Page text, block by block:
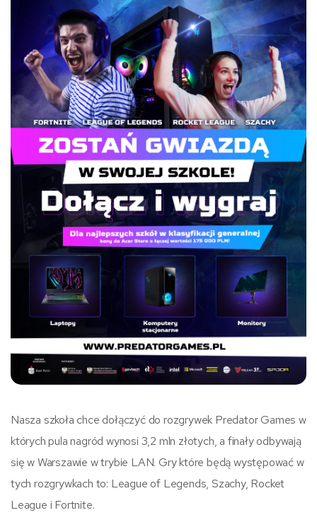
Nasza szkoła chce dołączyć do rozgrywek Predator Games w
których pula nagród wynosi 3,2 mln złotych, a finały odbywają
się w Warszawie w trybie LAN. Gry które będą występować w
tych rozgrywkach to: League of Legends, Szachy, Rocket
League i Fortnite.